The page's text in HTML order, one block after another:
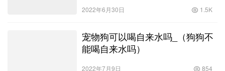
2022年6月30日 1.5K
宠物狗可以喝自来水吗_（狗狗不
能喝自来水吗）
2022年7月9日 854